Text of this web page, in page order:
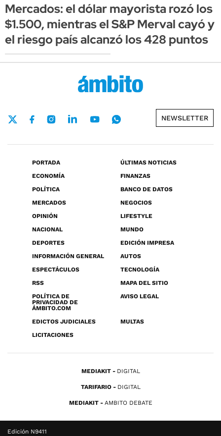
Mercados: el dólar mayorista rozó los
$1.500, mientras el S&P Merval cayó y
el riesgo país alcanzó los 428 puntos
NEWSLETTER
PORTADA
ÚLTIMAS NOTICIAS
ECONOMÍA
FINANZAS
POLÍTICA
BANCO DE DATOS
MERCADOS
NEGOCIOS
OPINIÓN
LIFESTYLE
NACIONAL
MUNDO
DEPORTES
EDICIÓN IMPRESA
INFORMACIÓN GENERAL
AUTOS
ESPECTÁCULOS
TECNOLOGÍA
RSS
MAPA DEL SITIO
POLÍTICA DE
PRIVACIDAD DE
ÁMBITO.COM
AVISO LEGAL
EDICTOS JUDICIALES
MULTAS
LICITACIONES
MEDIAKIT DIGITAL
TARIFARIO DIGITAL
MEDIAKIT AMBITO DEBATE
Edición N9411